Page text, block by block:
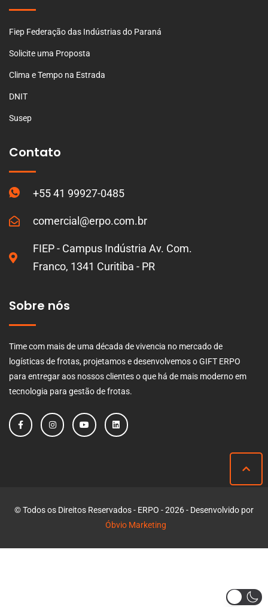
Fiep Federação das Indústrias do Paraná
Solicite uma Proposta
Clima e Tempo na Estrada
DNIT
Susep
Contato
+55 41 99927-0485
comercial@erpo.com.br
FIEP - Campus Indústria Av. Com.
Franco, 1341 Curitiba - PR
Sobre nós
Time com mais de uma década de vivencia no mercado de
logísticas de frotas, projetamos e desenvolvemos o GIFT ERPO
para entregar aos nossos clientes o que há de mais moderno em
tecnologia para gestão de frotas.
© Todos os Direitos Reservados - ERPO - 2026 - Desenvolvido por
Óbvio Marketing